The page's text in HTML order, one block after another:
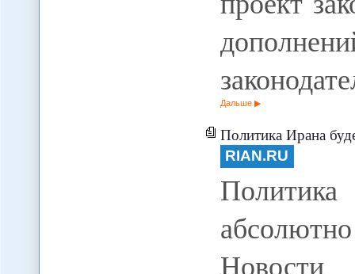
Дальше
Политика Ирана будет
RIAN.RU